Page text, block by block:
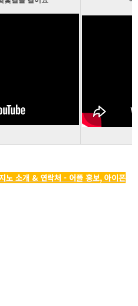
노 소개 & 연락처 - 어플 홍보, 아이폰